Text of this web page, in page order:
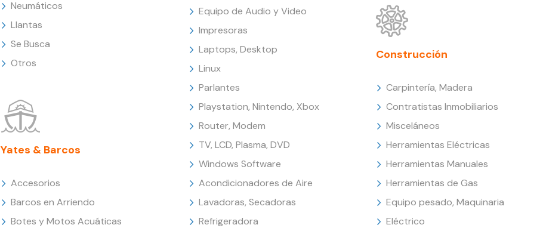
Neumáticos
Llantas
Se Busca
Otros
Yates & Barcos
Accesorios
Barcos en Arriendo
Botes y Motos Acuáticas
Equipo de Audio y Video
Impresoras
Laptops, Desktop
Linux
Parlantes
Playstation, Nintendo, Xbox
Router, Modem
TV, LCD, Plasma, DVD
Windows Software
Acondicionadores de Aire
Lavadoras, Secadoras
Refrigeradora
Construcción
Carpintería, Madera
Contratistas Inmobiliarios
Misceláneos
Herramientas Eléctricas
Herramientas Manuales
Herramientas de Gas
Equipo pesado, Maquinaria
Eléctrico